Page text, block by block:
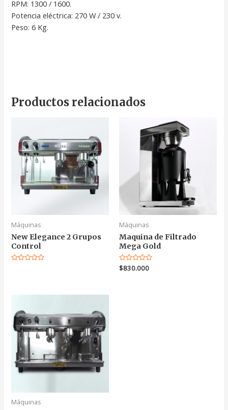
RPM: 1300 / 1600.
Potencia eléctrica: 270 W / 230 v.
Peso: 6 Kg.
Productos relacionados
Máquinas
New Elegance 2 Grupos
Control
Máquinas
Maquina de Filtrado
Mega Gold
Valorado
en
$830.000
Máquinas